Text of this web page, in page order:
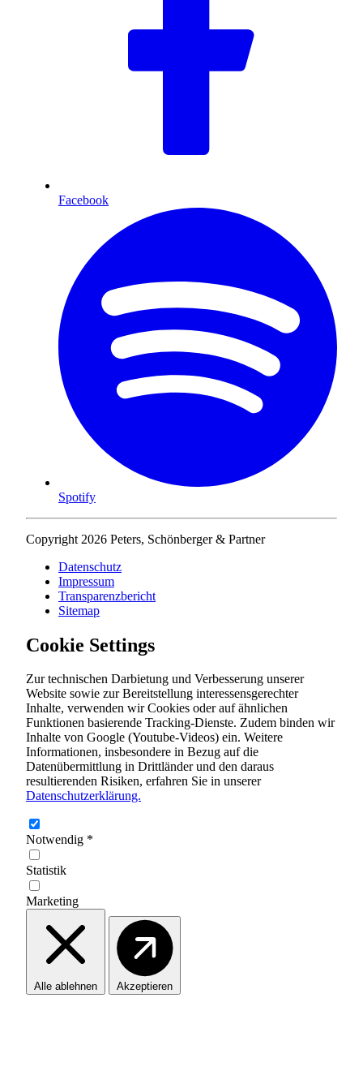
Facebook
Spotify
Copyright 2026 Peters, Schönberger & Partner
Datenschutz
Impressum
Transparenzbericht
Sitemap
Cookie Settings
Zur technischen Darbietung und Verbesserung unserer
Website sowie zur Bereitstellung interessensgerechter
Inhalte, verwenden wir Cookies oder auf ähnlichen
Funktionen basierende Tracking-Dienste. Zudem binden wir
Inhalte von Google (Youtube-Videos) ein. Weitere
Informationen, insbesondere in Bezug auf die
Datenübermittlung in Drittländer und den daraus
resultierenden Risiken, erfahren Sie in unserer
Datenschutzerklärung.
Notwendig *
Statistik
Marketing
Alle ablehnen Akzeptieren